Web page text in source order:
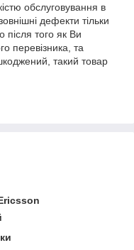
обслуговування в
дефекти тільки
після того як Ви
перевізника, та
такий товар